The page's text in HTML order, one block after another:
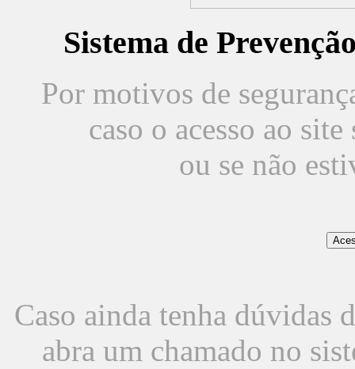
Sistema de
Por motivos de
caso o acesso ao
ou se não
Caso ainda tenha dúvidas
abra um chamado no